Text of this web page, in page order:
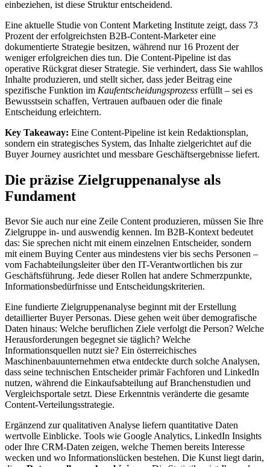
einbeziehen, ist diese Struktur entscheidend.
Eine aktuelle Studie von Content Marketing Institute zeigt, dass 73
Prozent der erfolgreichsten B2B-Content-Marketer eine
dokumentierte Strategie besitzen, während nur 16 Prozent der
weniger erfolgreichen dies tun. Die Content-Pipeline ist das
operative Rückgrat dieser Strategie. Sie verhindert, dass Sie wahllos
Inhalte produzieren, und stellt sicher, dass jeder Beitrag eine
spezifische Funktion im Kaufentscheidungsprozess erfüllt – sei es
Bewusstsein schaffen, Vertrauen aufbauen oder die finale
Entscheidung erleichtern.
Key Takeaway: Eine Content-Pipeline ist kein Redaktionsplan,
sondern ein strategisches System, das Inhalte zielgerichtet auf die
Buyer Journey ausrichtet und messbare Geschäftsergebnisse liefert.
Die präzise Zielgruppenanalyse als
Fundament
Bevor Sie auch nur eine Zeile Content produzieren, müssen Sie Ihre
Zielgruppe in- und auswendig kennen. Im B2B-Kontext bedeutet
das: Sie sprechen nicht mit einem einzelnen Entscheider, sondern
mit einem Buying Center aus mindestens vier bis sechs Personen –
vom Fachabteilungsleiter über den IT-Verantwortlichen bis zur
Geschäftsführung. Jede dieser Rollen hat andere Schmerzpunkte,
Informationsbedürfnisse und Entscheidungskriterien.
Eine fundierte Zielgruppenanalyse beginnt mit der Erstellung
detaillierter Buyer Personas. Diese gehen weit über demografische
Daten hinaus: Welche beruflichen Ziele verfolgt die Person? Welche
Herausforderungen begegnet sie täglich? Welche
Informationsquellen nutzt sie? Ein österreichisches
Maschinenbauunternehmen etwa entdeckte durch solche Analysen,
dass seine technischen Entscheider primär Fachforen und LinkedIn
nutzen, während die Einkaufsabteilung auf Branchenstudien und
Vergleichsportale setzt. Diese Erkenntnis veränderte die gesamte
Content-Verteilungsstrategie.
Ergänzend zur qualitativen Analyse liefern quantitative Daten
wertvolle Einblicke. Tools wie Google Analytics, LinkedIn Insights
oder Ihre CRM-Daten zeigen, welche Themen bereits Interesse
wecken und wo Informationslücken bestehen. Die Kunst liegt darin,